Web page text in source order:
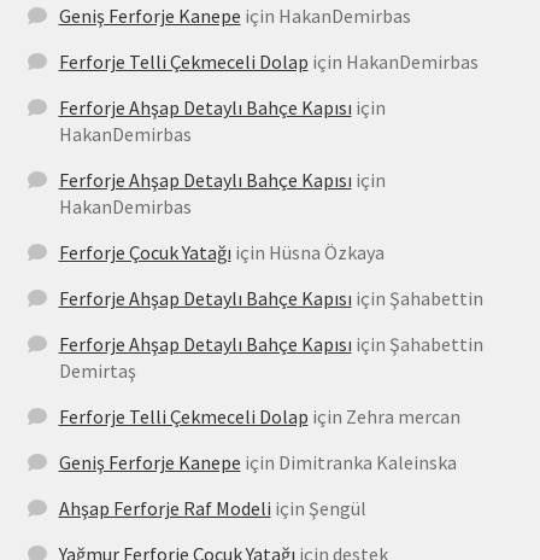
Geniş Ferforje Kanepe için HakanDemirbas
Ferforje Telli Çekmeceli Dolap için HakanDemirbas
Ferforje Ahşap Detaylı Bahçe Kapısı için
HakanDemirbas
Ferforje Ahşap Detaylı Bahçe Kapısı için
HakanDemirbas
Ferforje Çocuk Yatağı için Hüsna Özkaya
Ferforje Ahşap Detaylı Bahçe Kapısı için Şahabettin
Ferforje Ahşap Detaylı Bahçe Kapısı için Şahabettin
Demirtaş
Ferforje Telli Çekmeceli Dolap için Zehra mercan
Geniş Ferforje Kanepe için Dimitranka Kaleinska
Ahşap Ferforje Raf Modeli için Şengül
Yağmur Ferforje Çocuk Yatağı için destek